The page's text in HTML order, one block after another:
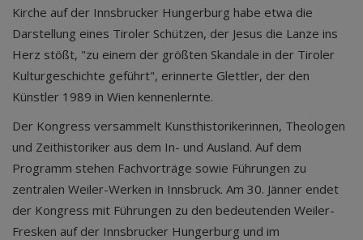
Kirche auf der Innsbrucker Hungerburg habe etwa die
Darstellung eines Tiroler Schützen, der Jesus die Lanze ins
Herz stößt, "zu einem der größten Skandale in der Tiroler
Kulturgeschichte geführt", erinnerte Glettler, der den
Künstler 1989 in Wien kennenlernte.
Der Kongress versammelt Kunsthistorikerinnen, Theologen
und Zeithistoriker aus dem In- und Ausland. Auf dem
Programm stehen Fachvorträge sowie Führungen zu
zentralen Weiler-Werken in Innsbruck. Am 30. Jänner endet
der Kongress mit Führungen zu den bedeutenden Weiler-
Fresken auf der Innsbrucker Hungerburg und im